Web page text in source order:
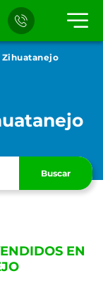
Zihuatanejo
Buscar
EN